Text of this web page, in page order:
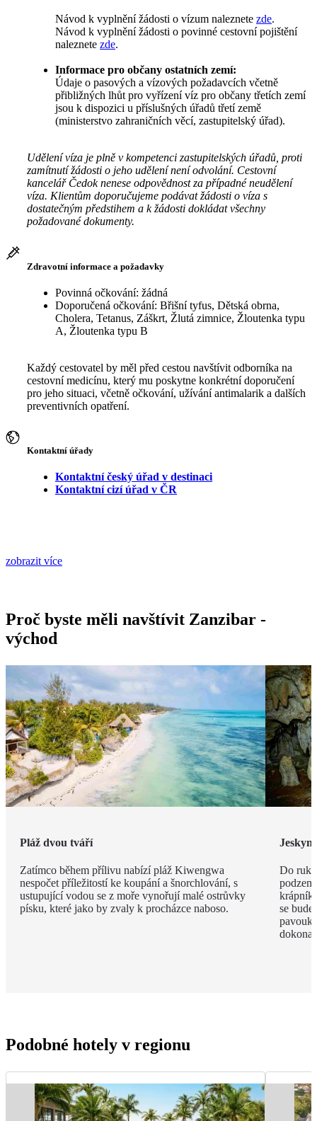
Návod k vyplnění žádosti o vízum naleznete zde.
Návod k vyplnění žádosti o povinné cestovní pojištění
naleznete zde.
Informace pro občany ostatních zemí:
Údaje o pasových a vízových požadavcích včetně
přibližných lhůt pro vyřízení víz pro občany třetích zemí
jsou k dispozici u příslušných úřadů třetí země
(ministerstvo zahraničních věcí, zastupitelský úřad).
Udělení víza je plně v kompetenci zastupitelských úřadů, proti
zamítnutí žádosti o jeho udělení není odvolání. Cestovní
kancelář Čedok nenese odpovědnost za případné neudělení
víza. Klientům doporučujeme podávat žádosti o víza s
dostatečným předstihem a k žádosti dokládat všechny
požadované dokumenty.
Zdravotní informace a požadavky
Povinná očkování: žádná
Doporučená očkování: Břišní tyfus, Dětská obrna,
Cholera, Tetanus, Záškrt, Žlutá zimnice, Žloutenka typu
A, Žloutenka typu B
Každý cestovatel by měl před cestou navštívit odborníka na
cestovní medicínu, který mu poskytne konkrétní doporučení
pro jeho situaci, včetně očkování, užívání antimalarik a dalších
preventivních opatření.
Kontaktní úřady
Kontaktní český úřad v destinaci
Kontaktní cizí úřad v ČR
zobrazit více
Proč byste měli navštívit Zanzibar -
východ
Pláž dvou tváří
Zatímco během přílivu nabízí pláž Kiwengwa
nespočet příležitostí ke koupání a šnorchlování, s
ustupující vodou se z moře vynořují malé ostrůvky
písku, které jako by zvaly k procházce naboso.
Do
se
Podobné hotely v regionu